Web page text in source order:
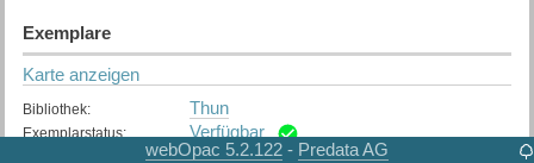
Exemplare
Karte anzeigen
Bibliothek: Thun
Exemplarstatus:
Verfügbar
webOpac 5.2.122 - Predata AG